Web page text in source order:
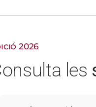
2026
les